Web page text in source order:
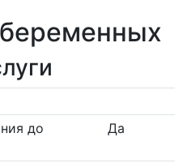
до
Да